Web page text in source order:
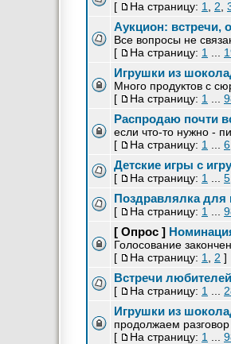
[ На страницу: 1 2
Аукцион: встречи,
Все вопросы не
[
На страницу: 1
Игрушки из
Много продуктов с
[
На страницу: 1
Распродаю почти
если что-то нужно -
[
На страницу: 1 6
Детские игры с
[ На страницу: 1 5
Поздравлялка для
[ На страницу: 1
[ Опрос ]
Голосование
[
На страницу: 1 2 ]
Встречи
[ На страницу: 1
Игрушки из
продолжаем разговор
[
На страницу: 1